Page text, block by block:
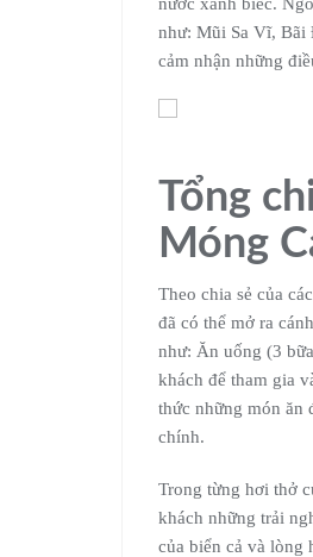
như: Mũi Sa Vĩ,
cảm nhận những
Tổng
Móng
Theo chia sẻ của
đã có thể mở ra
như: Ăn uống (3
khách để tham gia
thức những món ăn
chính.
Trong từng hơi thở
khách những trải
của biển cả và lòng